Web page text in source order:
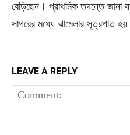
বেড়িছেন। প্রাথমিক তদন্তে জানা
সাগরের মধ্যে ঝামেলার সূত্রপাত
LEAVE A REPLY